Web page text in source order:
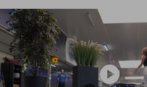
play_circle